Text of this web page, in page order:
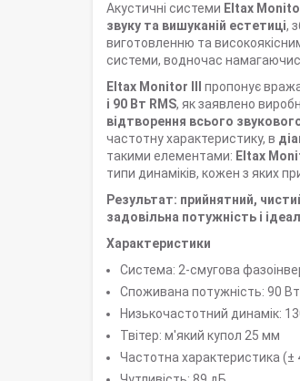
Акустичні системи Eltax
звуку та вишуканій естетиці,
виготовленню та
системи, водночас
Eltax Monitor III пропонує
і 90 Вт RMS, як заявлено
відтворення всього
частотну характеристику, в
такими елементами: Eltax
типи динаміків, кожен з яких
Результат: прийнятний,
задовільна потужність і
Характеристики
Система: 2-смугова
Споживана потужність: 90 Вт
Низькочастотний динамік:
Твітер: м'який купол 25 мм
Частотна характеристика (±